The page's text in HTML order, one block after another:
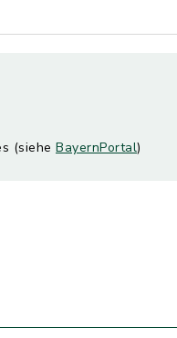
(siehe BayernPortal)